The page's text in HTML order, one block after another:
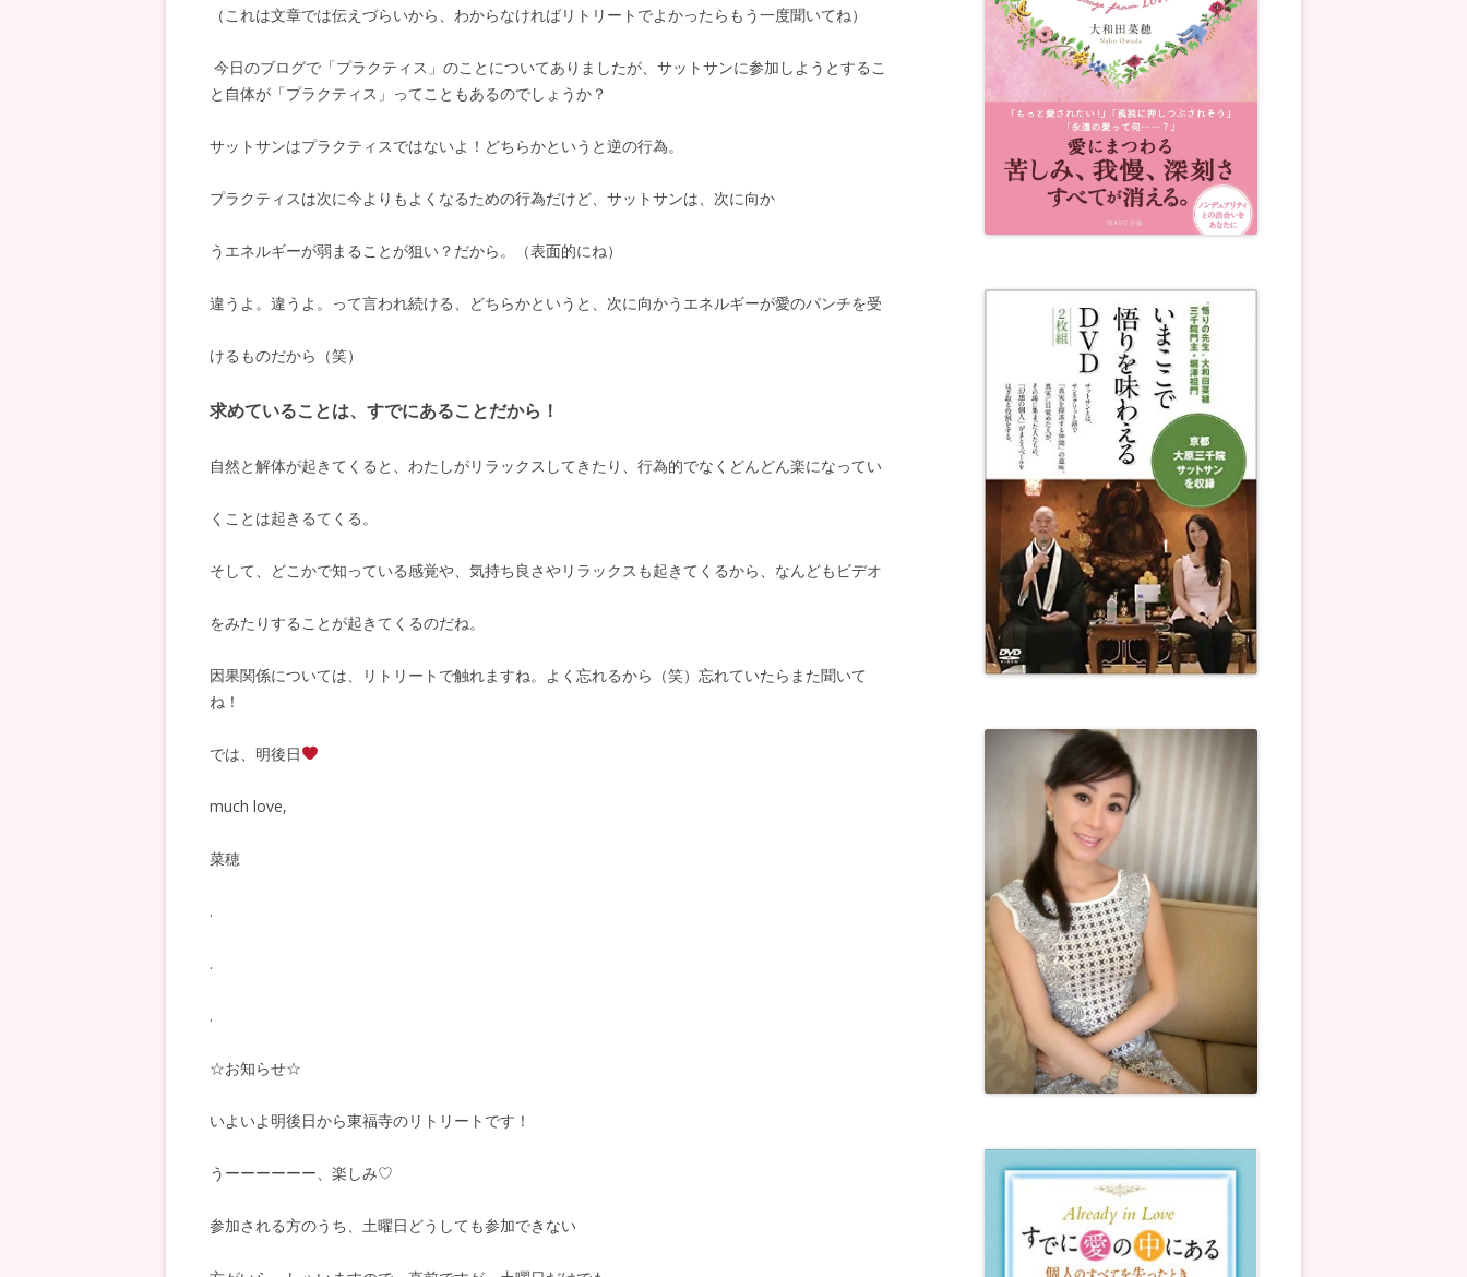
（これは文章では伝えづらいから、わからなければリトリートでよかったらもう一度聞いてね）
今日のブログで「プラクティス」のことについてありましたが、サットサンに参加しようとするこ
と自体が「プラクティス」ってこともあるのでしょうか？
サットサンはプラクティスではないよ！どちらかというと逆の行為。
プラクティスは次に今よりもよくなるための行為だけど、サットサンは、次に向か
うエネルギーが弱まることが狙い？だから。（表面的にね）
違うよ。違うよ。って言われ続ける、どちらかというと、次に向かうエネルギーが愛のパンチを受
ける ものだから（笑）
求めていることは、すでにあることだから！
自然と解体が起きてくると、 わたしがリラックスしてきたり、行為的でなくどんどん楽になってい
くこと は起きるてくる。
そして、どこかで知っている感覚や、気持ち良さやリラックスも起きてくるから、なんどもビデオ
をみたりすることが起きてくるのだね。
因果関係については、リトリートで触れますね。よく忘れるから（笑）忘れていたらまた聞いて
ね！
では、明後日
much love,
菜穂
.
.
.
☆お知らせ☆
いよいよ明後日から東福寺のリトリートです！
うーーーーーー、楽しみ♡
参加される方のうち、土曜日どうしても参加できない